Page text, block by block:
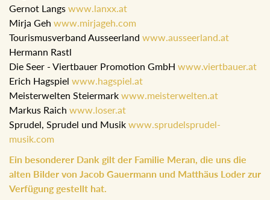
Gernot Langs www.lanxx.at
Mirja Geh www.mirjageh.com
Tourismusverband Ausseerland www.ausseerland.at
Hermann Rastl
Die Seer - Viertbauer Promotion GmbH www.viertbauer.at
Erich Hagspiel www.hagspiel.at
Meisterwelten Steiermark www.meisterwelten.at
Markus Raich www.loser.at
Sprudel, Sprudel und Musik www.sprudelsprudel-
musik.com
Ein besonderer Dank gilt der Familie Meran, die uns die
alten Bilder von Jacob Gauermann und Matthäus Loder zur
Verfügung gestellt hat.